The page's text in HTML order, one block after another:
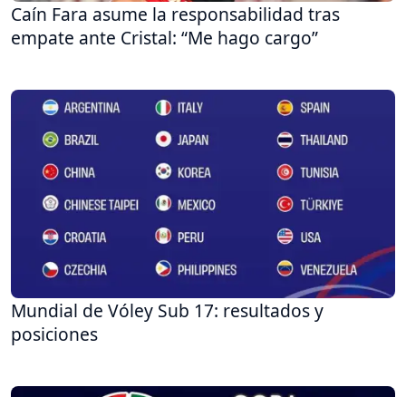
Caín Fara asume la responsabilidad tras
empate ante Cristal: “Me hago cargo”
Mundial de Vóley Sub 17: resultados y
posiciones